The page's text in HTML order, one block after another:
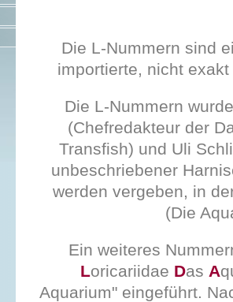
Die L-Nummern sind
importierte, nicht
Die L-Nummern
(Chefredakteur der
Transfish) und Uli
unbeschriebener
werden vergeben, in
(Die
Ein weiteres
Loricariidae Das A
Aquarium" eingeführt.